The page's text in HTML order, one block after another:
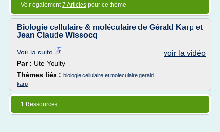
Voir également7 Articles pour ce thème
Biologie cellulaire & moléculaire de Gérald Karp et
Jean Claude Wissocq
voir la vidéo
Voir la suite
Par : Ute Youlty
Thèmes liés : biologie cellulaire et moleculaire gerald
karp
1 Ressources